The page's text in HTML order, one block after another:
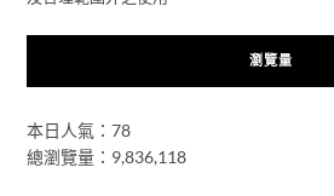
瀏覽量
本日人氣：78
總瀏覽量：9,836,118